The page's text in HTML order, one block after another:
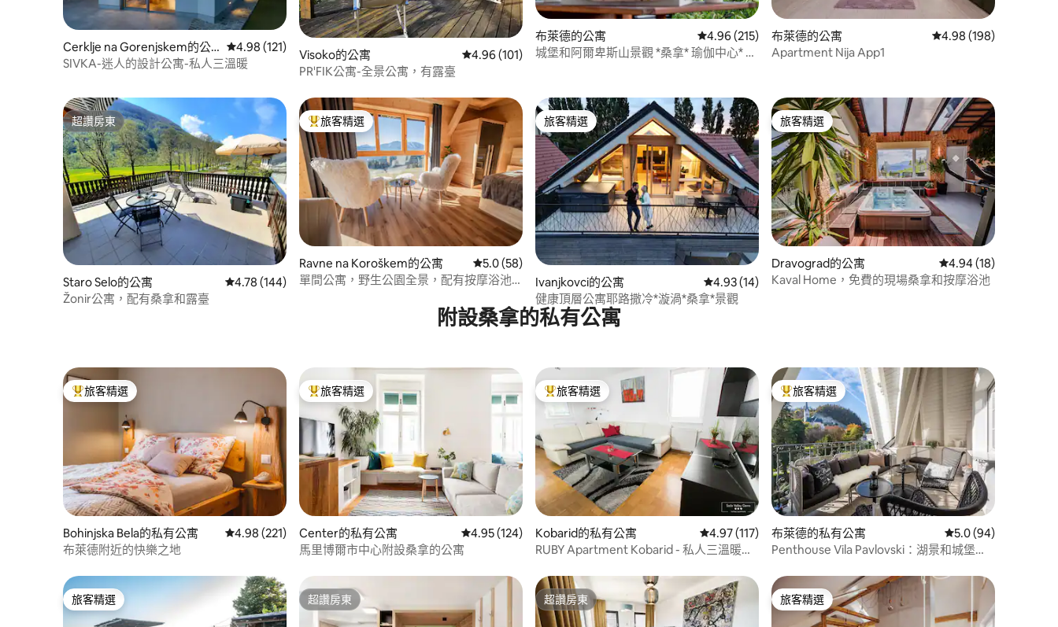
Cerklje na Gorenjskem的公
寓
從 121 則評價中獲得 4.98 的平均評分（滿分 5 分）
4.98 (121)
SIVKA-迷人的設計公寓-私人三溫暖
Visoko的公寓 從 101 則評價中獲得 4.96 的平均評分（滿分 5 分）
4.96 (101)
PR'FIK公寓-全景公寓，有露臺
布萊德的公寓 從 215 則評價中獲得 4.96 的平均評分（滿分 5 分）
4.96 (215)
城堡和阿爾卑斯山景觀 *桑拿* 瑜伽中心* 大
布萊德的公寓 從 198 則評價中獲得
4.98 (198)
Apartment Nija App1
超讚房東
超讚房東
Staro Selo的公寓 從 144 則評價中獲得 4.78 的平均評分（滿分 5 分）
4.78 (144)
Žonir公寓，配有桑拿和露臺
旅客精選榜首
旅客精選
Ravne na Koroškem的公寓 從 58 則評價中獲得 5.0 的平均評分（滿分 5 分）
5.0 (58)
單間公寓，野生公園全景，配有按摩浴池
旅客精選
旅客精選
Ivanjkovci的公寓 從 14 則評價中獲得 4.93 的平均評分（滿分 5 分）
4.93 (14)
健康頂層公寓耶路撒冷*漩渦*桑拿*景觀
旅客精選
旅客精選
Dravograd的公寓 從 18 則評價中獲得
4.94 (18)
Kaval Home，免費的現場桑拿和按摩浴池
附設桑拿的私有公寓
旅客精選榜首
旅客精選
Bohinjska Bela的私有公寓 從 221 則評價中獲得 4.98 的平均評分（滿分 5 分）
4.98 (221)
布萊德附近的快樂之地
旅客精選榜首
旅客精選
Center的私有公寓 從 124 則評價中獲得 4.95 的平均評分（滿分 5 分）
4.95 (124)
馬里博爾市中心附設桑拿的公寓
旅客精選榜首
旅客精選
Kobarid的私有公寓 從 117 則評價中獲得 4.97 的平均評分（滿分 5 分）
4.97 (117)
RUBY Apartment Kobarid - 私人三溫暖度
旅客精選榜首
旅客精選
布萊德的私有公寓 從 94 則評價中獲得
5.0 (94)
Penthouse Vila Pavlovski：湖景和城堡景
旅客精選
旅客精選 超讚房東
超讚房東 超讚房東
超讚房東 旅客精選
旅客精選